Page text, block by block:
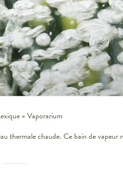
» Vaporarium
thermale chaude. Ce bain de